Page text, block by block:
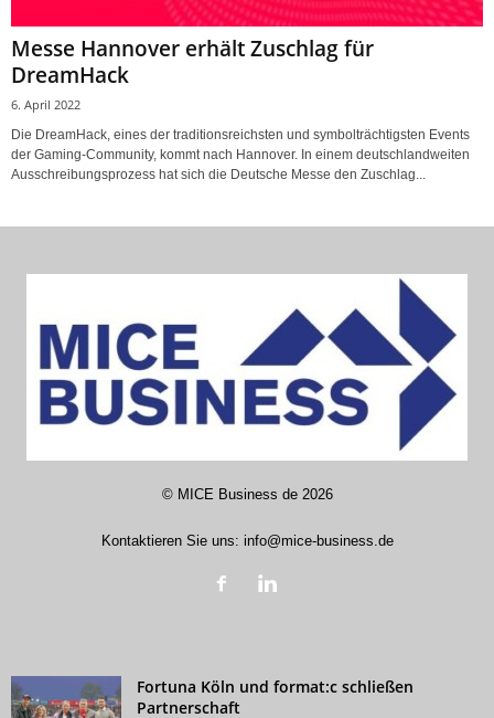
Messe Hannover erhält Zuschlag für
DreamHack
6. April 2022
Die DreamHack, eines der traditionsreichsten und symbolträchtigsten Events
der Gaming-Community, kommt nach Hannover. In einem deutschlandweiten
Ausschreibungsprozess hat sich die Deutsche Messe den Zuschlag...
© MICE Business de2026
Kontaktieren Sie uns: info@mice-business.de
Fortuna Köln und format:c schließen
Partnerschaft